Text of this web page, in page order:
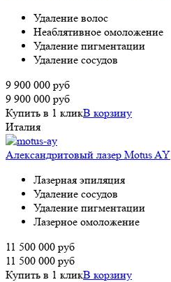
Удаление волос
Неаблятивное омоложение
Удаление пигментации
Удаление сосудов
9 900 000 руб
9 900 000 руб
Купить в 1 кликВ корзину
Италия
Александритовый лазер Motus AY
Лазерная эпиляция
Удаление сосудов
Удаление пигментации
Лазерное омоложение
11 500 000 руб
11 500 000 руб
Купить в 1 кликВ корзину